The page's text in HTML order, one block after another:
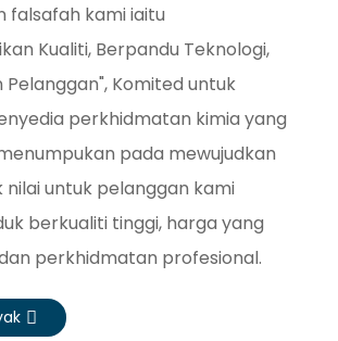
falsafah kami iaitu
Kualiti, Berpandu Teknologi,
Komited untuk
perkhidmatan kimia yang
pada mewujudkan
nilai untuk pelanggan kami
berkualiti tinggi, harga yang
perkhidmatan profesional.